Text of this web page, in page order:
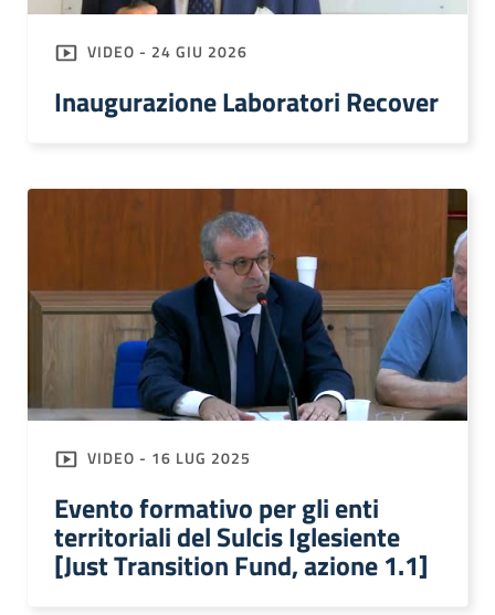
VIDEO - 24 GIU 2026
Inaugurazione Laboratori Recover
VIDEO - 16 LUG 2025
Evento formativo per gli enti
territoriali del Sulcis Iglesiente
[Just Transition Fund, azione 1.1]